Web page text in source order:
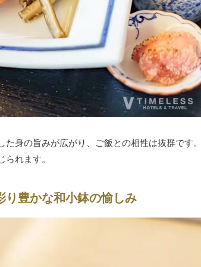
身の旨みが広がり、ご飯との相性は抜群です
れます。
り豊かな和小鉢の愉しみ